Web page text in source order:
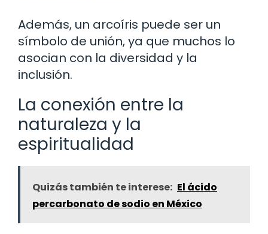
Además, un arcoíris puede ser un
símbolo de unión, ya que muchos lo
asocian con la diversidad y la
inclusión.
La conexión entre la
naturaleza y la
espiritualidad
Quizás también te interese: El ácido
percarbonato de sodio en México